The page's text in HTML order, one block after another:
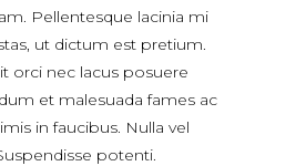
Pellentesque lacinia mi
ut dictum est pretium.
orci nec lacus posuere
et malesuada fames ac
in faucibus. Nulla vel
potenti.